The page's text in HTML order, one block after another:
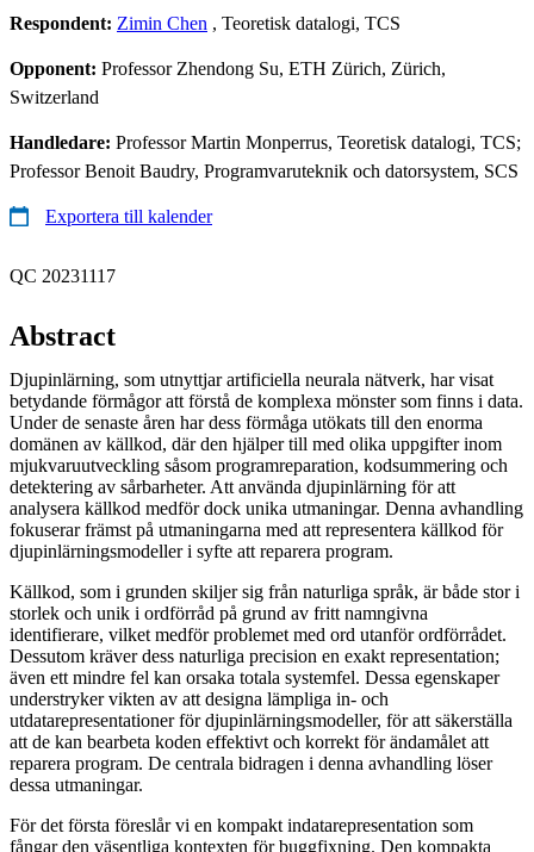
Respondent: Zimin Chen , Teoretisk datalogi, TCS
Opponent: Professor Zhendong Su, ETH Zürich, Zürich,
Switzerland
Handledare: Professor Martin Monperrus, Teoretisk datalogi, TCS;
Professor Benoit Baudry, Programvaruteknik och datorsystem, SCS
Exportera till kalender
QC 20231117
Abstract
Djupinlärning, som utnyttjar artificiella neurala nätverk, har visat
betydande förmågor att förstå de komplexa mönster som finns i data.
Under de senaste åren har dess förmåga utökats till den enorma
domänen av källkod, där den hjälper till med olika uppgifter inom
mjukvaruutveckling såsom programreparation, kodsummering och
detektering av sårbarheter. Att använda djupinlärning för att
analysera källkod medför dock unika utmaningar. Denna avhandling
fokuserar främst på utmaningarna med att representera källkod för
djupinlärningsmodeller i syfte att reparera program.
Källkod, som i grunden skiljer sig från naturliga språk, är både stor i
storlek och unik i ordförråd på grund av fritt namngivna
identifierare, vilket medför problemet med ord utanför ordförrådet.
Dessutom kräver dess naturliga precision en exakt representation;
även ett mindre fel kan orsaka totala systemfel. Dessa egenskaper
understryker vikten av att designa lämpliga in- och
utdatarepresentationer för djupinlärningsmodeller, för att säkerställa
att de kan bearbeta koden effektivt och korrekt för ändamålet att
reparera program. De centrala bidragen i denna avhandling löser
dessa utmaningar.
För det första föreslår vi en kompakt indatarepresentation som
fångar den väsentliga kontexten för buggfixning. Den kompakta